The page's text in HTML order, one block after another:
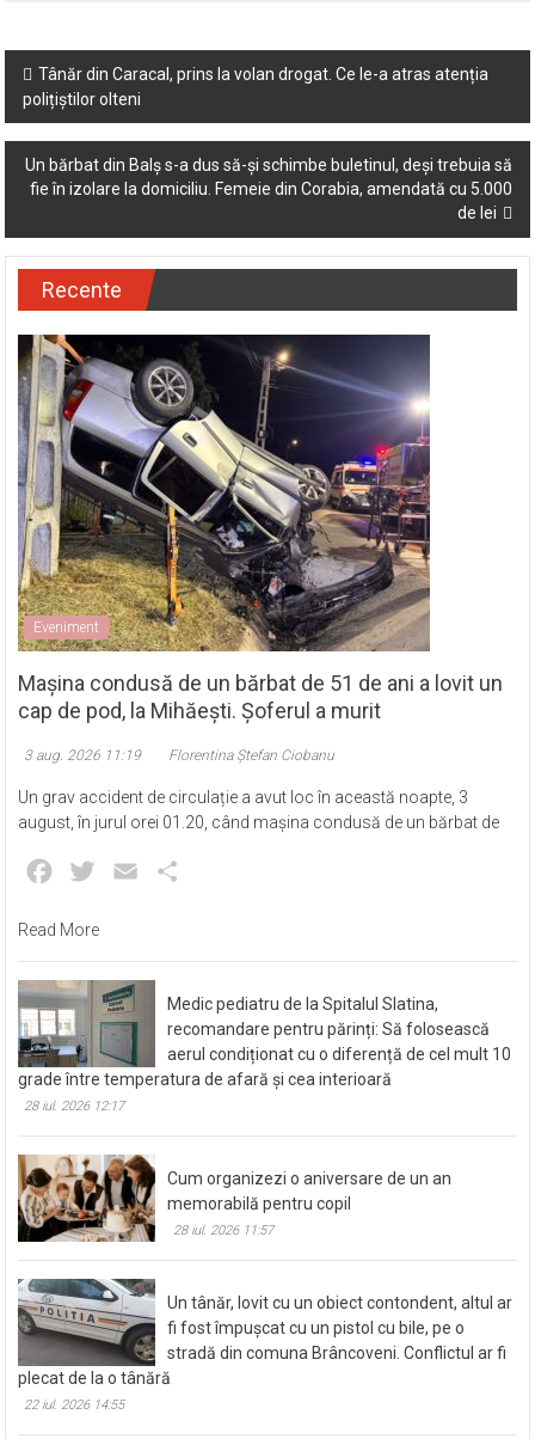
Post
navigation
Tânăr din Caracal, prins la volan drogat. Ce le-a atras atenția
polițiștilor olteni
Un bărbat din Balș s-a dus să-și schimbe buletinul, deși trebuia să
fie în izolare la domiciliu. Femeie din Corabia, amendată cu 5.000
de lei
Recente
Eveniment
Mașina condusă de un bărbat de 51 de ani a lovit un
cap de pod, la Mihăești. Șoferul a murit
3 aug. 2026 11:19 Florentina Ștefan Ciobanu
Un grav accident de circulație a avut loc în această noapte, 3
august, în jurul orei 01.20, când mașina condusă de un bărbat de
Facebook
Twitter Email
Read More
Medic pediatru de la Spitalul Slatina,
recomandare pentru părinți: Să folosească
aerul condiționat cu o diferență de cel mult 10
grade între temperatura de afară și cea interioară
28 iul. 2026 12:17
Cum organizezi o aniversare de un an
memorabilă pentru copil
28 iul. 2026 11:57
Un tânăr, lovit cu un obiect contondent, altul ar
fi fost împușcat cu un pistol cu bile, pe o
stradă din comuna Brâncoveni. Conflictul ar fi
plecat de la o tânără
22 iul. 2026 14:55